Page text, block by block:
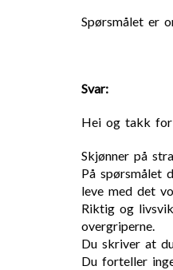
Spørsmålet er
Svar:
Hei og takk
Skjønner på
På spørsmålet
leve med det
Riktig og
overgriperne.
Du skriver at
Du forteller